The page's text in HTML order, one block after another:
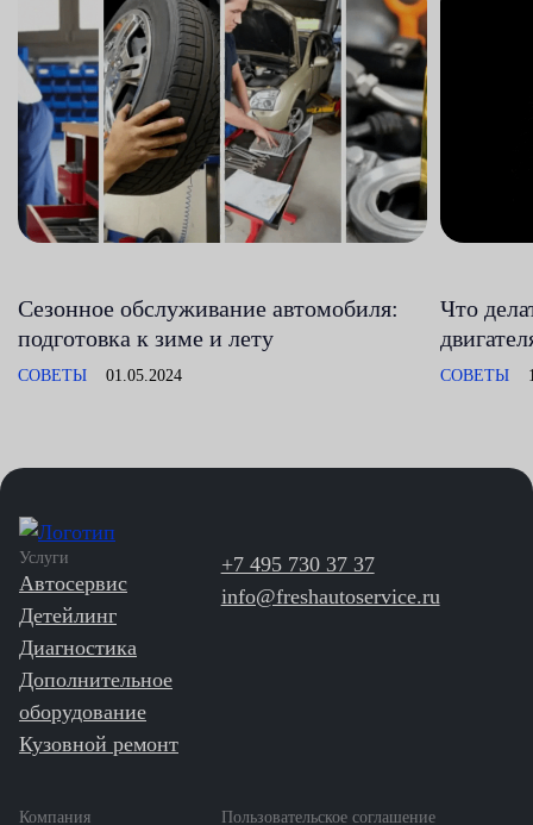
Сезонное обслуживание автомобиля:
подготовка к зиме и лету
СОВЕТЫ 01.05.2024
Что
СОВЕТЫ
Услуги
Автосервис
Детейлинг
Диагностика
Дополнительное
оборудование
Кузовной ремонт
Компания Пользовательское соглашение
+7 495 730 37 37
info@freshautoservice.ru